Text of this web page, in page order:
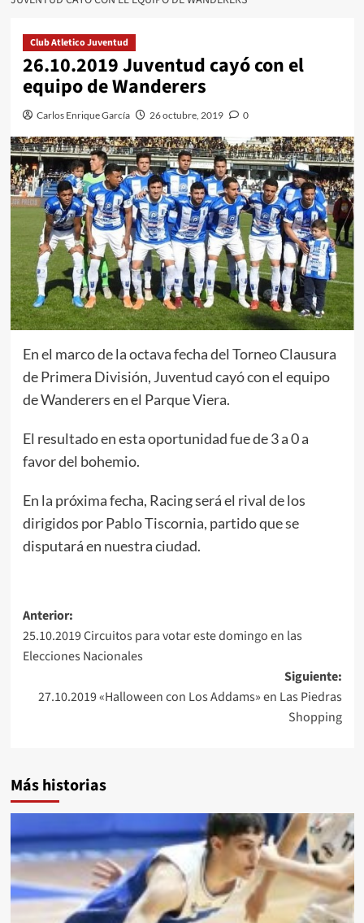
Club Atletico Juventud
26.10.2019 Juventud cayó con el
equipo de Wanderers
Carlos Enrique García 26 octubre, 2019 0
En el marco de la octava fecha del Torneo Clausura
de Primera División, Juventud cayó con el equipo
de Wanderers en el Parque Viera.
El resultado en esta oportunidad fue de 3 a 0 a
favor del bohemio.
En la próxima fecha, Racing será el rival de los
dirigidos por Pablo Tiscornia, partido que se
disputará en nuestra ciudad.
Navegación
de
entradas
Anterior:
25.10.2019 Circuitos para votar este domingo en las
Elecciones Nacionales
Siguiente:
27.10.2019 «Halloween con Los Addams» en Las Piedras
Shopping
Más historias